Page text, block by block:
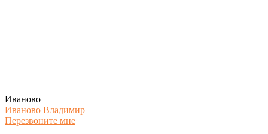
Иваново
Иваново Владимир
Перезвоните мне